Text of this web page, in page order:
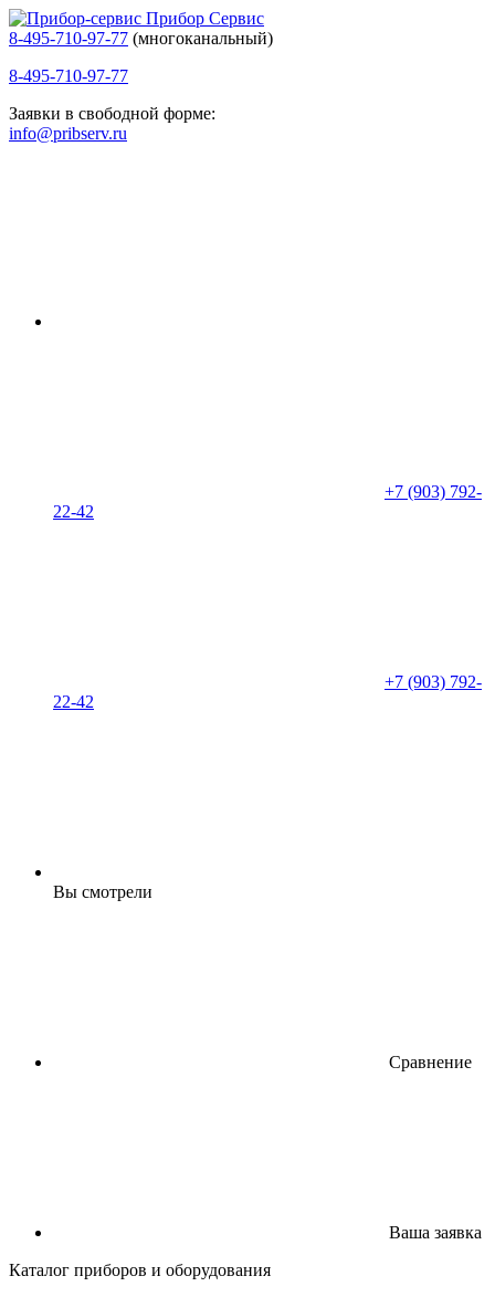
Прибор Сервис
8-495-710-97-77 (многоканальный)
8-495-710-97-77
Заявки в свободной форме:
info@pribserv.ru
+7 (903) 792-
22-42
+7 (903) 792-
22-42
Вы смотрели
Сравнение
Ваша заявка
Каталог приборов и оборудования